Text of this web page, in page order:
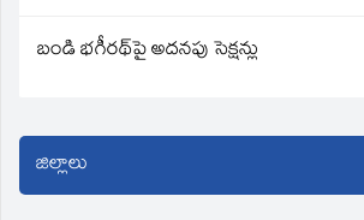
బండి భగీరథ్‌పై అదనపు సెక్షన్లు